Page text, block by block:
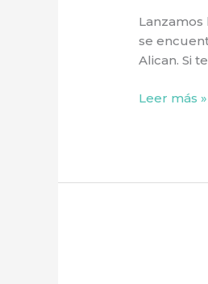
Lanzamos
se
Alican. Si
las
3
primeras
Leer más »